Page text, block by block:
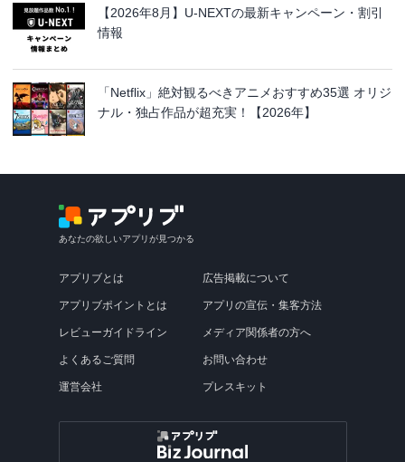
【2026年8月】U-NEXTの最新キャンペーン・割引
情報
「Netflix」絶対観るべきアニメおすすめ35選 オリジ
ナル・独占作品が超充実！【2026年】
あなたの欲しいアプリが見つかる
アプリブとは
アプリブポイントとは
レビューガイドライン
よくあるご質問
運営会社
広告掲載について
アプリの宣伝・集客方法
メディア関係者の方へ
お問い合わせ
プレスキット